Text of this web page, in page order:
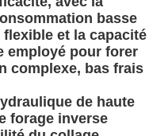
basse
et la capacité
employé pour forer
complexe, bas frais
de haute
forage inverse